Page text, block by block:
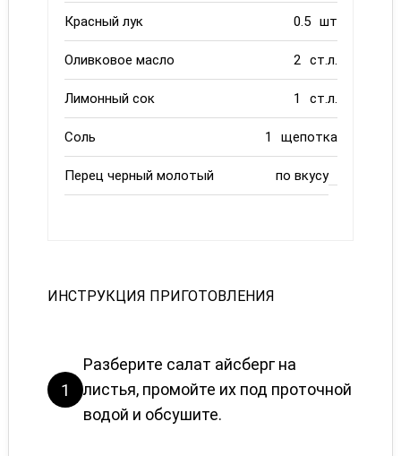
Красный лук 0.5 шт
Оливковое масло 2 ст.л.
Лимонный сок 1 ст.л.
Соль 1 щепотка
Перец черный молотый по вкусу
ИНСТРУКЦИЯ ПРИГОТОВЛЕНИЯ
1
Разберите салат айсберг на
листья, промойте их под проточной
водой и обсушите.